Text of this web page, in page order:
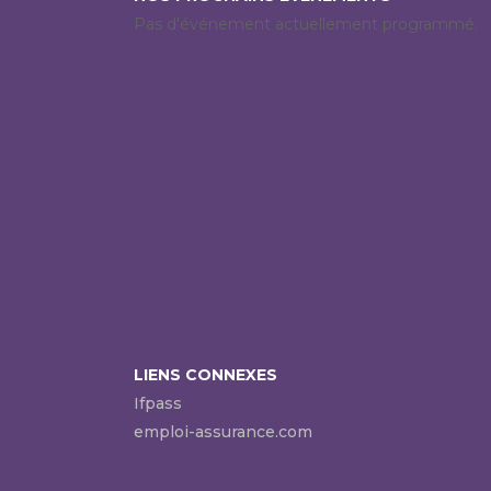
Pas d'événement actuellement programmé.
LIENS CONNEXES
Ifpass
emploi-assurance.com